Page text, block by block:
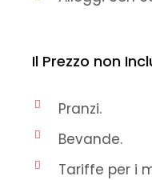
Il Prezzo non
Pranzi.
Bevande.
Tariffe per i